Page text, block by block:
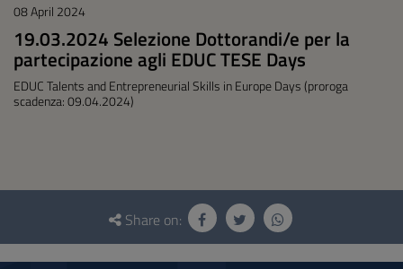
08 April 2024
19.03.2024 Selezione Dottorandi/e per la
partecipazione agli EDUC TESE Days
EDUC Talents and Entrepreneurial Skills in Europe Days (proroga
scadenza: 09.04.2024)
Questionnaire
social
Share on: